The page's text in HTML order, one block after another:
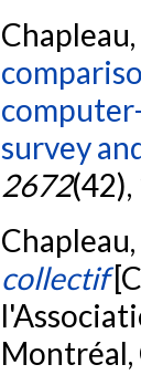
survey
2672(42),
collectif
Montréal,